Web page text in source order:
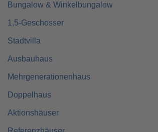
Bungalow & Winkelbungalow
1,5-Geschosser
Stadtvilla
Ausbauhaus
Mehrgenerationenhaus
Doppelhaus
Aktionshäuser